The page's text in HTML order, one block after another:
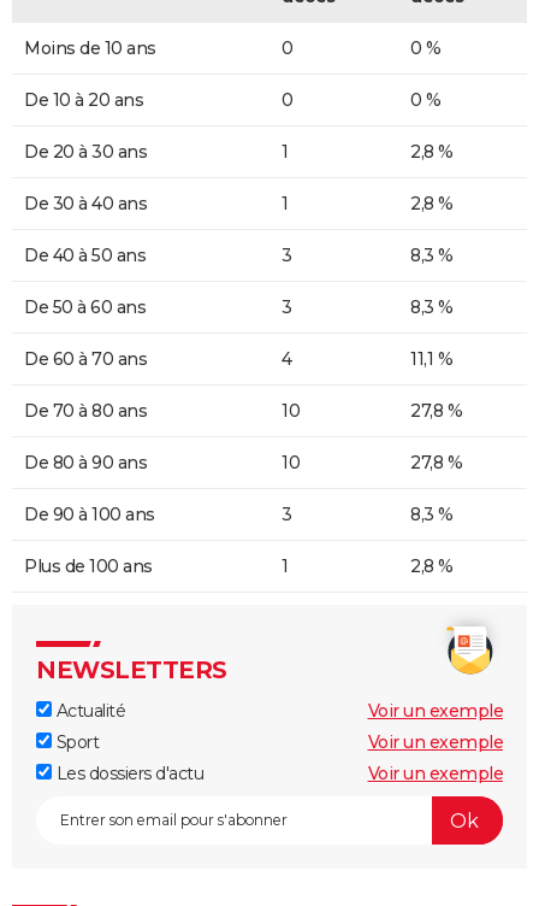
Moins de 10 ans 0 0 %
De 10 à 20 ans 0 0 %
De 20 à 30 ans 1 2,8 %
De 30 à 40 ans 1 2,8 %
De 40 à 50 ans 3 8,3 %
De 50 à 60 ans 3 8,3 %
De 60 à 70 ans 4 11,1 %
De 70 à 80 ans 10 27,8 %
De 80 à 90 ans 10 27,8 %
De 90 à 100 ans 3 8,3 %
Plus de 100 ans 1 2,8 %
NEWSLETTERS
Actualité
Voir un exemple
Sport
Voir un exemple
Les dossiers d'actu
Voir un exemple